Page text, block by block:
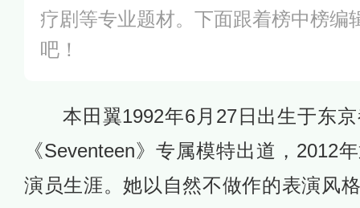
疗剧等专业题材。下面跟着榜中榜编
吧！
本田翼1992年6月27日出生于东
《Seventeen》专属模特出道，2012
演员生涯。她以自然不做作的表演风